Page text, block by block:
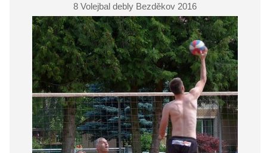
8 Volejbal debly Bezděkov 2016